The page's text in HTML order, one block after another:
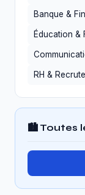
Banque &
Éducation &
RH &
🏙️ Toutes